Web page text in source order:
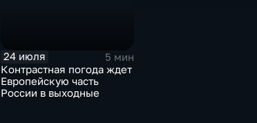
24 июля
5 мин
Контрастная погода ждет
Европейскую часть
России в выходные